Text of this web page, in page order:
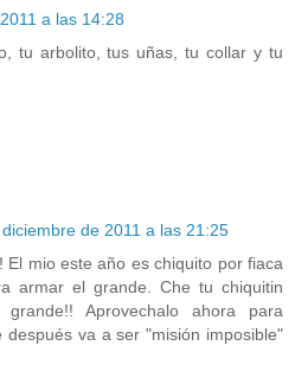
a las 14:28
tu arbolito, tus uñas, tu collar y tu
de 2011 a las 21:25
El mio este año es chiquito por fiaca
armar el grande. Che tu chiquitin
Aprovechalo ahora para
va a ser "misión imposible"